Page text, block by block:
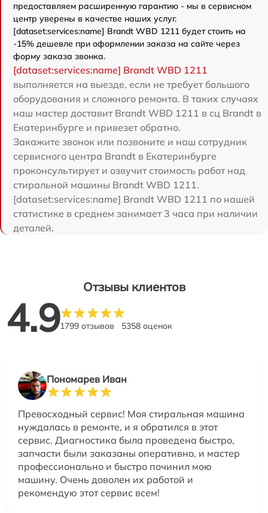
предоставляем расширенную гарантию - мы в сервисном
центр уверены в качестве наших услуг.
[dataset:services:name] Brandt WBD 1211 будет стоить на
-15% дешевле при оформлении заказа на сайте через
форму заказа звонка.
[dataset:services:name] Brandt WBD 1211
выполняется на выезде, если не требует большого
оборудования и сложного ремонта. В таких случаях
наш мастер доставит Brandt WBD 1211 в сц Brandt в
Екатеринбурге и привезет обратно.
Закажите звонок или позвоните и наш сотрудник
сервисного центра Brandt в Екатеринбурге
проконсультирует и озвучит стоимость работ над
стиральной машины Brandt WBD 1211.
[dataset:services:name] Brandt WBD 1211 по нашей
статистике в среднем занимает 3 часа при наличии
деталей.
Отзывы клиентов
4.91799 отзывов 5358 оценок
Пономарев Иван
Превосходный сервис! Моя стиральная машина
нуждалась в ремонте, и я обратился в этот
сервис. Диагностика была проведена быстро,
запчасти были заказаны оперативно, и мастер
профессионально и быстро починил мою
машину. Очень доволен их работой и
рекомендую этот сервис всем!